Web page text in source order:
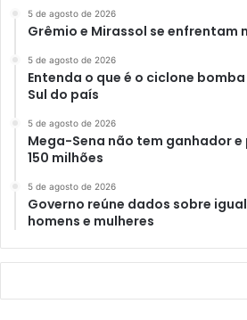
5 de agosto de 2026
Grêmio e Mirassol se
5 de agosto de 2026
Entenda o que é o ciclone
Sul do país
5 de agosto de 2026
Mega-Sena não tem ganhador e
150 milhões
5 de agosto de 2026
Governo reúne dados sobre
homens e mulheres